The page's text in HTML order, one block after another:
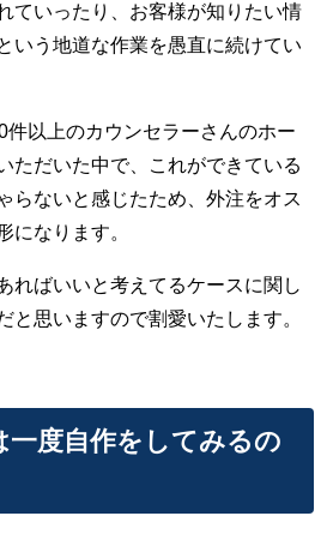
ていったり、お客様が知りたい情
いう地道な作業を愚直に続けてい
件以上のカウンセラーさんのホー
ただいた中で、これができている
らないと感じたため、外注をオス
になります。
ればいいと考えてるケースに関し
と思いますので割愛いたします。
度自作をしてみるの